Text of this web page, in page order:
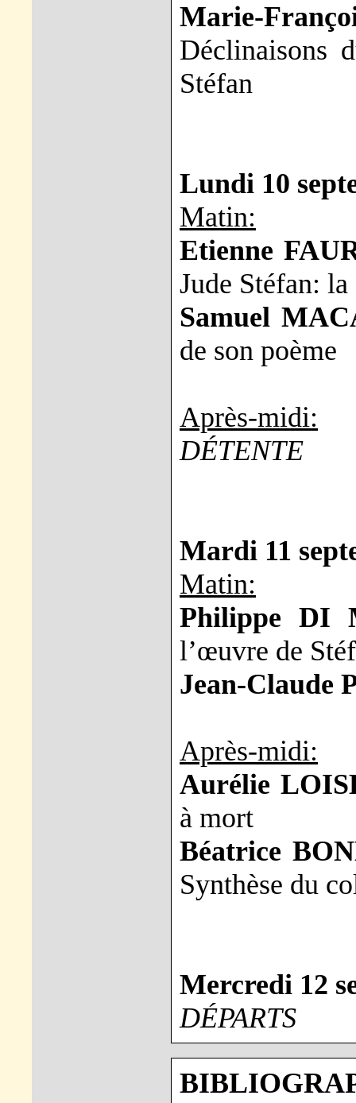
Marie-
Déclinaisons
Stéfan
Lundi 10
Matin:
Etienne
Jude Stéfan: la
Samuel
de son poème
Après-midi:
DÉTENTE
Mardi 11
Matin:
Philippe DI
l’œuvre de
Jean-Claude
Après-midi:
Aurélie
à mort
Béatrice
Synthèse du
Mercredi 12
DÉPARTS